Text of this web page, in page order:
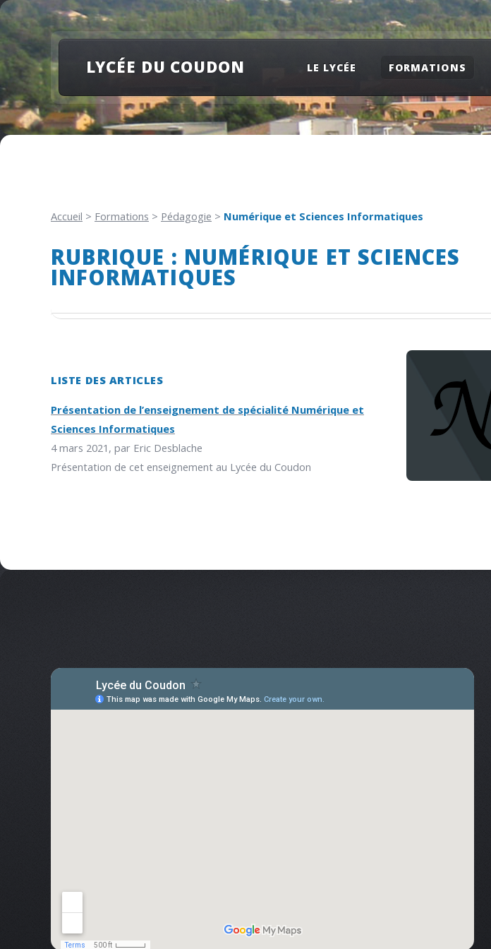
LYCÉE DU COUDON LE LYCÉE FORMATIONS
Accueil > Formations > Pédagogie > Numérique et Sciences Informatiques
RUBRIQUE : NUMÉRIQUE ET SCIENCES
INFORMATIQUES
LISTE DES ARTICLES
Présentation de l’enseignement de spécialité Numérique et
Sciences Informatiques
4 mars 2021, par Eric Desblache
Présentation de cet enseignement au Lycée du Coudon